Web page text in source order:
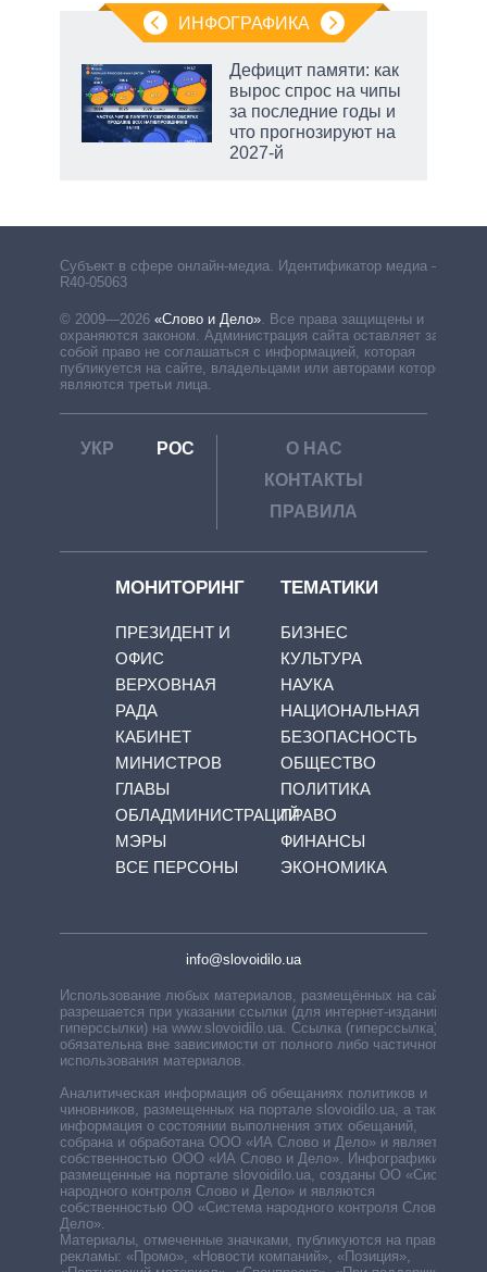
ИНФОГРАФИКА
Дефицит памяти: как
вырос спрос на чипы
за последние годы и
что прогнозируют на
2027-й
Субъект в сфере онлайн-медиа. Идентификатор медиа –
R40-05063
© 2009—2026 «Слово и Дело»
Все права защищены и
охраняются законом. Администрация сайта оставляет за
собой право не соглашаться с информацией, которая
публикуется на сайте, владельцами или авторами которой
являются третьи лица.
УКР РОС
О НАС
КОНТАКТЫ
ПРАВИЛА
МОНИТОРИНГ
ПРЕЗИДЕНТ И
ОФИС
ВЕРХОВНАЯ
РАДА
КАБИНЕТ
МИНИСТРОВ
ГЛАВЫ
ОБЛАДМИНИСТРАЦИЙ
МЭРЫ
ВСЕ ПЕРСОНЫ
ТЕМАТИКИ
БИЗНЕС
КУЛЬТУРА
НАУКА
НАЦИОНАЛЬНАЯ
БЕЗОПАСНОСТЬ
ОБЩЕСТВО
ПОЛИТИКА
ПРАВО
ФИНАНСЫ
ЭКОНОМИКА
info@slovoidilo.ua
Использование любых материалов, размещённых на сайте,
разрешается при указании ссылки (для интернет-изданий —
гиперссылки) на www.slovoidilo.ua. Ссылка (гиперссылка)
обязательна вне зависимости от полного либо частичного
использования материалов.
Аналитическая информация об обещаниях политиков и
чиновников, размещенных на портале slovoidilo.ua, а также
информация о состоянии выполнения этих обещаний,
собрана и обработана ООО «ИА Слово и Дело» и является
собственностью ООО «ИА Слово и Дело». Инфографики,
размещенные на портале slovoidilo.ua, созданы ОО «Система
народного контроля Слово и Дело» и являются
собственностью ОО «Система народного контроля Слово и
Дело».
Материалы, отмеченные значками, публикуются на правах
рекламы: «Промо», «Новости компаний», «Позиция»,